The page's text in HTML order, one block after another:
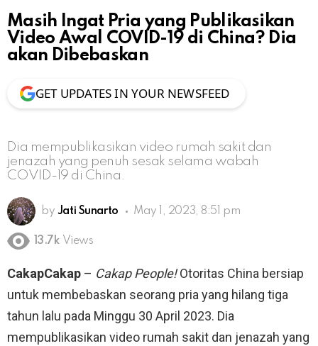
Masih Ingat Pria yang Publikasikan
Video Awal COVID-19 di China? Dia
akan Dibebaskan
GET UPDATES IN YOUR NEWSFEED
Dia mempublikasikan video rumah sakit dan
jenazah yang penuh sesak selama wabah
COVID-19 di China.
by Jati Sunarto May 1, 2023, 8:51 pm
13.7k Views
CakapCakap – Cakap People!Otoritas China bersiap
untuk membebaskan seorang pria yang hilang tiga
tahun lalu pada Minggu 30 April 2023. Dia
mempublikasikan video rumah sakit dan jenazah yang